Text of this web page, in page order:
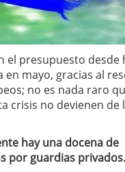
el presupuesto desde
mayo, gracias al
no es nada raro
crisis no devienen de
hay una docena de
por guardias